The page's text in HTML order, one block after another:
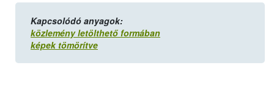
Kapcsolódó anyagok:
közlemény letölthető formában
képek tömörítve